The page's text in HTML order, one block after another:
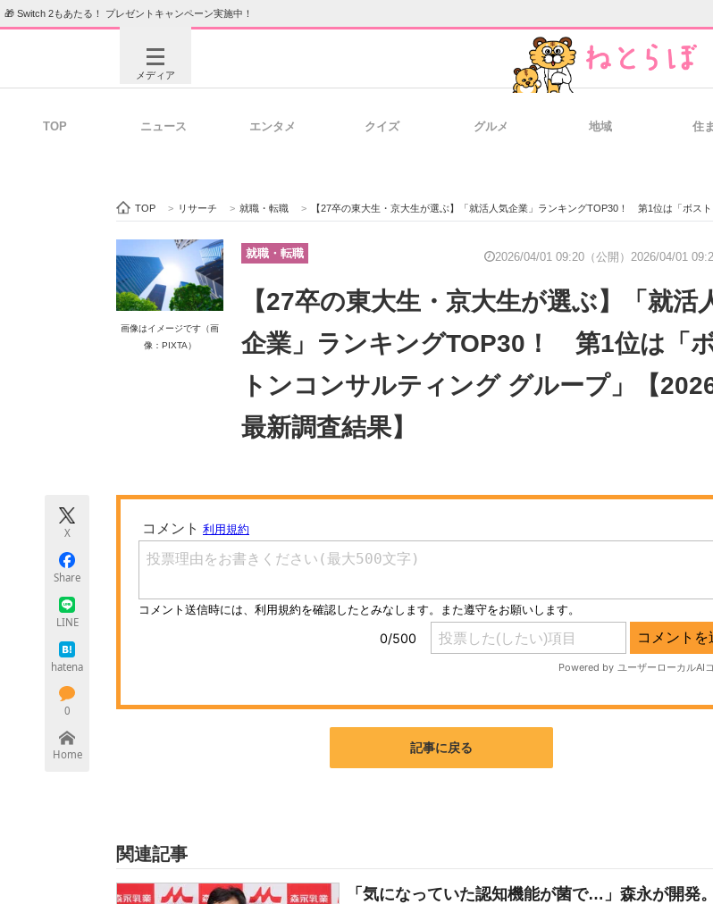
🎁 Switch 2もあたる！ プレゼントキャンペーン実施中！
メディア
ビジネスと働き方のヒント
ITエンジニア向け専門サイト
モノづくり技術者専門サイト エレクトロニクス専門サイト
ちょっと気になるネットの話題
TOP ニュース エンタメ クイズ グルメ 地域 住
TOP > リサーチ > 就職・転職 > 【27卒の東大生・京大生が選ぶ】「就活人気企業」ランキングTOP30！ 第1位は「ボストンコンサルティング グループ」【2026年
画像はイメージです（画
像：PIXTA）
就職・転職 2026/04/01 09:20（公開） 2026/04/01
【27卒の東大生・京大生が選ぶ】「就活
企業」ランキングTOP30！ 第1位は「
トンコンサルティング グループ」【
最新調査結果】
X
Share
LINE
hatena
0
Home 記事に戻る
関連記事
「気になっていた認知機能が菌で…」森永が開発